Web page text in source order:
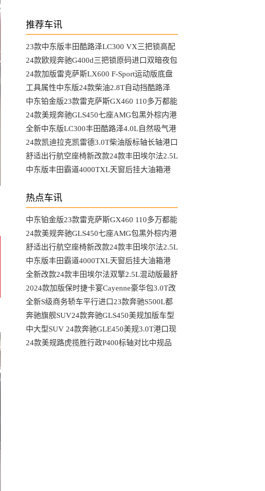
推荐车讯
23款中东版丰田酷路泽LC300 VX三把锁高配
都选装哪些配置
24款欧规奔驰G400d三把锁原码进口双暗夜包
AMG港口最新行情
24款加版雷克萨斯LX600 F-Sport运动版底盘
升降马克音响港口行情
工具属性中东版24款柴油2.8T自动挡酷路泽
LC76硬派越野车
中东铂金版23款雷克萨斯GX460 110多万都能
选到哪些配置
24款美规奔驰GLS450七座AMG包黑外棕内港
口最具性价比车型
全新中东版LC300丰田酷路泽4.0L自然吸气港
口行情降到底了吗
24款凯迪拉克凯雷德3.0T柴油版标轴长轴港口
最新行情参数
舒适出行航空座椅新改款24款丰田埃尔法2.5L
混动版天津大库行情
中东版丰田霸道4000TXL天窗后挂大油箱港
热点车讯
中东铂金版23款雷克萨斯GX460 110多万都能
选到哪些配置
24款美规奔驰GLS450七座AMG包黑外棕内港
口最具性价比车型
舒适出行航空座椅新改款24款丰田埃尔法2.5L
混动版天津大库行情
中东版丰田霸道4000TXL天窗后挂大油箱港
口最新行情可分期
全新改款24款丰田埃尔法双擎2.5L混动版最舒
适的MPV港口行情
2024款加版保时捷卡宴Cayenne豪华包3.0T改
款后都有哪些变动
全新S级商务轿车平行进口23款奔驰S500L都
有哪些独特优势
奔驰旗舰SUV24款奔驰GLS450美规加版车型
港口现车
中大型SUV 24款奔驰GLE450美规3.0T港口现
车最新行情
24款美规路虎揽胜行政P400标轴对比中规品